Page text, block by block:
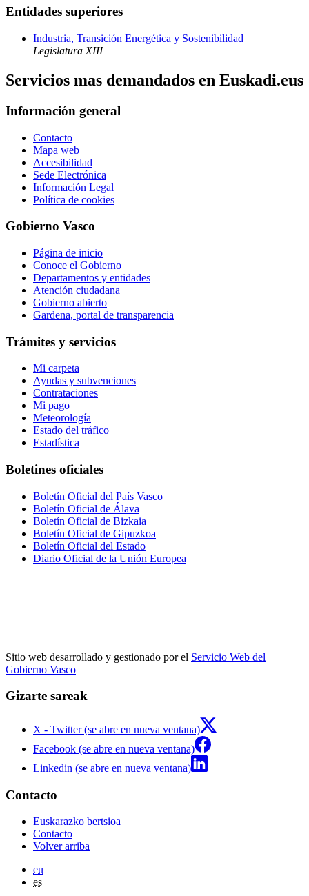
Entidades superiores
Industria, Transición Energética y Sostenibilidad
Legislatura XIII
Servicios mas demandados en Euskadi.eus
Información general
Contacto
Mapa web
Accesibilidad
Sede Electrónica
Información Legal
Política de cookies
Gobierno Vasco
Página de inicio
Conoce el Gobierno
Departamentos y entidades
Atención ciudadana
Gobierno abierto
Gardena, portal de transparencia
Trámites y servicios
Mi carpeta
Ayudas y subvenciones
Contrataciones
Mi pago
Meteorología
Estado del tráfico
Estadística
Boletines oficiales
Boletín Oficial del País Vasco
Boletín Oficial de Álava
Boletín Oficial de Bizkaia
Boletín Oficial de Gipuzkoa
Boletín Oficial del Estado
Diario Oficial de la Unión Europea
Sitio web desarrollado y gestionado por el Servicio Web del
Gobierno Vasco
Gizarte sareak
X - Twitter (se abre en nueva ventana)
Facebook (se abre en nueva ventana)
Linkedin (se abre en nueva ventana)
Contacto
Euskarazko bertsioa
Contacto
Volver arriba
eu
es